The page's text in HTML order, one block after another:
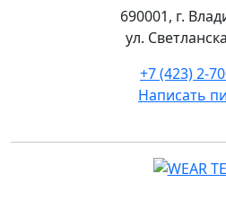
Медицинские
Строительные
Пищевая отрасль
Горнодобывающие
Лесная отрасль
690001, г.
ул.
+7 (423) 2-
Написать